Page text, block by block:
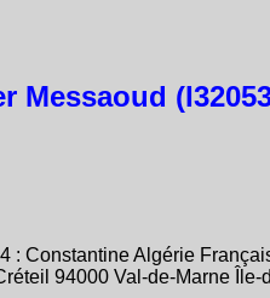
Messaoud
: Constantine Algérie
94000 Val-de-Marne